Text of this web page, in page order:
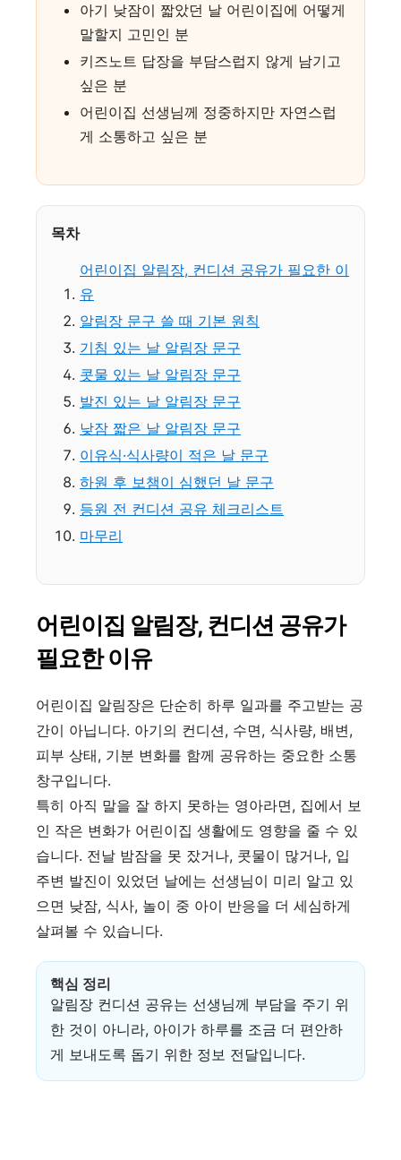
아기 낮잠이 짧았던 날 어린이집에 어떻게
말할지 고민인 분
키즈노트 답장을 부담스럽지 않게 남기고
싶은 분
어린이집 선생님께 정중하지만 자연스럽
게 소통하고 싶은 분
목차
어린이집 알림장, 컨디션 공유가 필요한 이
유
알림장 문구 쓸 때 기본 원칙
기침 있는 날 알림장 문구
콧물 있는 날 알림장 문구
발진 있는 날 알림장 문구
낮잠 짧은 날 알림장 문구
이유식·식사량이 적은 날 문구
하원 후 보챔이 심했던 날 문구
등원 전 컨디션 공유 체크리스트
마무리
어린이집 알림장, 컨디션 공유가
필요한 이유
어린이집 알림장은 단순히 하루 일과를 주고받는 공
간이 아닙니다. 아기의 컨디션, 수면, 식사량, 배변,
피부 상태, 기분 변화를 함께 공유하는 중요한 소통
창구입니다.
특히 아직 말을 잘 하지 못하는 영아라면, 집에서 보
인 작은 변화가 어린이집 생활에도 영향을 줄 수 있
습니다. 전날 밤잠을 못 잤거나, 콧물이 많거나, 입
주변 발진이 있었던 날에는 선생님이 미리 알고 있
으면 낮잠, 식사, 놀이 중 아이 반응을 더 세심하게
살펴볼 수 있습니다.
핵심 정리
알림장 컨디션 공유는 선생님께 부담을 주기 위
한 것이 아니라, 아이가 하루를 조금 더 편안하
게 보내도록 돕기 위한 정보 전달입니다.